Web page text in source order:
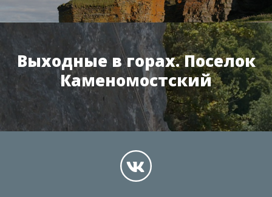
Выходные в горах. Поселок
Каменомостский